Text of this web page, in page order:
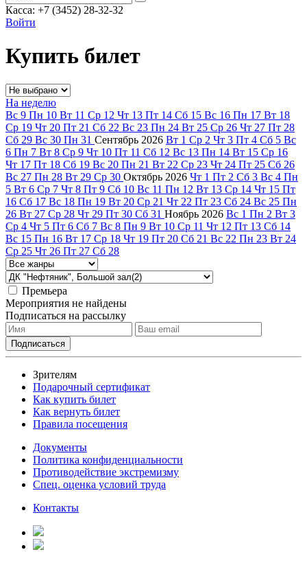
Касса: +7 (3452) 28-32-32
Войти
Купить билет
На неделю
Вс 9 Пн 10 Вт 11 Ср 12 Чт 13 Пт 14 Сб 15 Вс 16 Пн 17 Вт 18
Ср 19 Чт 20 Пт 21 Сб 22 Вс 23 Пн 24 Вт 25 Ср 26 Чт 27 Пт 28
Сб 29 Вс 30 Пн 31 Сентябрь 2026 Вт 1 Ср 2 Чт 3 Пт 4 Сб 5 Вс
6 Пн 7 Вт 8 Ср 9 Чт 10 Пт 11 Сб 12 Вс 13 Пн 14 Вт 15 Ср 16
Чт 17 Пт 18 Сб 19 Вс 20 Пн 21 Вт 22 Ср 23 Чт 24 Пт 25 Сб 26
Вс 27 Пн 28 Вт 29 Ср 30 Октябрь 2026 Чт 1 Пт 2 Сб 3 Вс 4 Пн
5 Вт 6 Ср 7 Чт 8 Пт 9 Сб 10 Вс 11 Пн 12 Вт 13 Ср 14 Чт 15 Пт
16 Сб 17 Вс 18 Пн 19 Вт 20 Ср 21 Чт 22 Пт 23 Сб 24 Вс 25 Пн
26 Вт 27 Ср 28 Чт 29 Пт 30 Сб 31 Ноябрь 2026 Вс 1 Пн 2 Вт 3
Ср 4 Чт 5 Пт 6 Сб 7 Вс 8 Пн 9 Вт 10 Ср 11 Чт 12 Пт 13 Сб 14
Вс 15 Пн 16 Вт 17 Ср 18 Чт 19 Пт 20 Сб 21 Вс 22 Пн 23 Вт 24
Ср 25 Чт 26 Пт 27 Сб 28
Премьера
Мероприятия не найдены
Подписаться на рассылку
Зрителям
Подарочный сертификат
Как купить билет
Как вернуть билет
Правила посещения
Документы
Политика конфиденциальности
Противодействие экстремизму
Спец. оценка условий труда
Контакты